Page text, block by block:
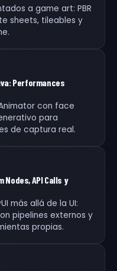
a game art: PBR
sheets, tileables y
Performances
con face
para
de captura real.
Nodes, API Calls y
más allá de la UI:
pipelines externos y
propias.